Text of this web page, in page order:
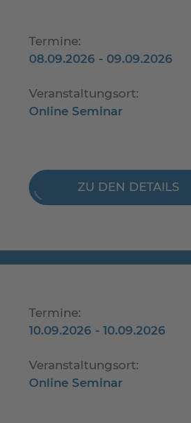
Termine:
08.09.2026 - 09.09.2026
Veranstaltungsort:
Online Seminar
ZU DEN DETAILS
Termine:
10.09.2026 - 10.09.2026
Veranstaltungsort:
Online Seminar